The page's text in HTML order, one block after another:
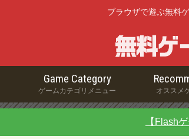
ブラウザで遊ぶ無料
Game Category
ゲームカテゴリメニュー オススメ
【Flash